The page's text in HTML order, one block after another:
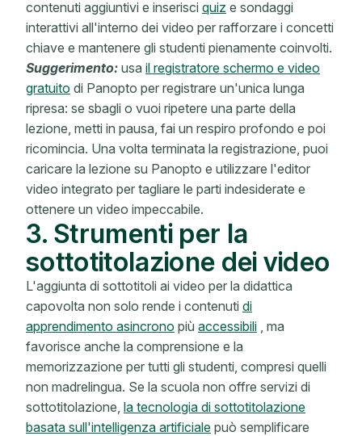
contenuti aggiuntivi e inserisci quiz e sondaggi
interattivi all'interno dei video per rafforzare i concetti
chiave e mantenere gli studenti pienamente coinvolti.
Suggerimento: usa il registratore schermo e video
gratuito di Panopto per registrare un'unica lunga
ripresa: se sbagli o vuoi ripetere una parte della
lezione, metti in pausa, fai un respiro profondo e poi
ricomincia. Una volta terminata la registrazione, puoi
caricare la lezione su Panopto e utilizzare l'editor
video integrato per tagliare le parti indesiderate e
ottenere un video impeccabile.
3. Strumenti per la
sottotitolazione dei video
L'aggiunta di sottotitoli ai video per la didattica
capovolta non solo rende i contenuti di
apprendimento asincrono più accessibili , ma
favorisce anche la comprensione e la
memorizzazione per tutti gli studenti, compresi quelli
non madrelingua. Se la scuola non offre servizi di
sottotitolazione, la tecnologia di sottotitolazione
basata sull'intelligenza artificiale può semplificare